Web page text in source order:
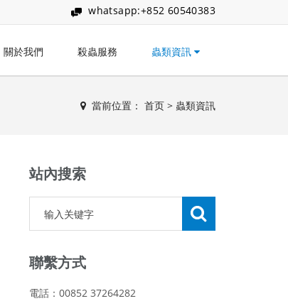
whatsapp:+852 60540383
關於我們 殺蟲服務 蟲類資訊
當前位置： 首页 > 蟲類資訊
站內搜索
聯繫方式
電話：00852 37264282